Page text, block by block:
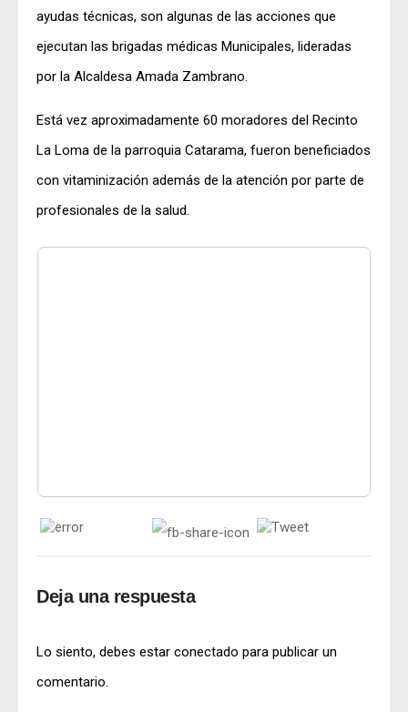
ayudas técnicas, son algunas de las acciones que
ejecutan las brigadas médicas Municipales, lideradas
por la Alcaldesa Amada Zambrano.
Está vez aproximadamente 60 moradores del Recinto
La Loma de la parroquia Catarama, fueron beneficiados
con vitaminización además de la atención por parte de
profesionales de la salud.
Deja una respuesta
Lo siento, debes estar conectado para publicar un
comentario.